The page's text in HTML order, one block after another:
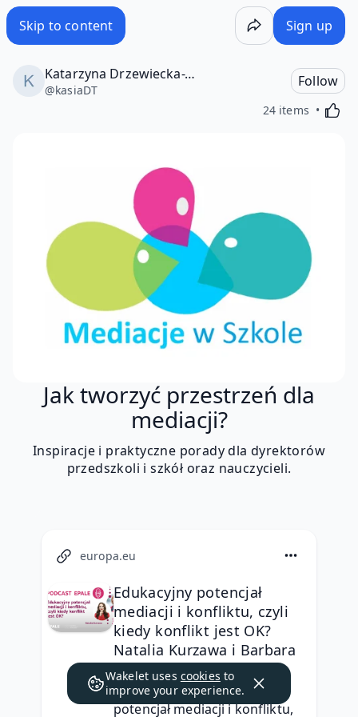
Skip to content Sign up
Katarzyna Drzewiecka-Tymkiewicz
@kasiaDT
Follow
24 items
Jak tworzyć przestrzeń dla
mediacji?
Inspiracje i praktyczne porady dla dyrektorów
przedszkoli i szkół oraz nauczycieli.
europa.eu
Edukacyjny potencjał
mediacji i konfliktu, czyli
kiedy konflikt jest OK?
Natalia Kurzawa i Barbara
Habrych
PODCAST EPALE: Edukacyjny
potencjał mediacji i konfliktu,
Wakelet uses cookies to
improve your experience.